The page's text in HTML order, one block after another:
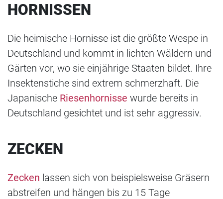
HORNISSEN
Die heimische Hornisse ist die größte Wespe in
Deutschland und kommt in lichten Wäldern und
Gärten vor, wo sie einjährige Staaten bildet. Ihre
Insektenstiche sind extrem schmerzhaft. Die
Japanische Riesenhornisse wurde bereits in
Deutschland gesichtet und ist sehr aggressiv.
ZECKEN
Zecken lassen sich von beispielsweise Gräsern
abstreifen und hängen bis zu 15 Tage